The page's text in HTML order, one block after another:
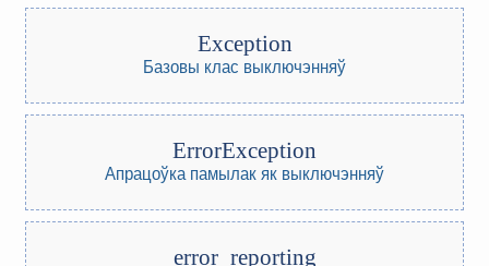
Exception
Базовы клас выключэнняў
ErrorException
Апрацоўка памылак як выключэнняў
error_reporting